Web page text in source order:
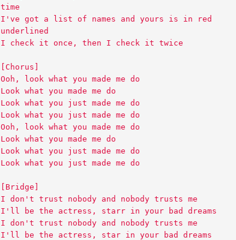
time
I've got a list of names and yours is in red
underlined
I check it once, then I check it twice
[Chorus]
Ooh, look what you made me do
Look what you made me do
Look what you just made me do
Look what you just made me do
Ooh, look what you made me do
Look what you made me do
Look what you just made me do
Look what you just made me do
[Bridge]
I don't trust nobody and nobody trusts me
I'll be the actress, starr in your bad dreams
I don't trust nobody and nobody trusts me
I'll be the actress, star in your bad dreams